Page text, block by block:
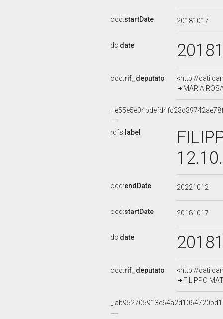
ocd:startDate 20181017
dc:date
ocd:rif_deputato
<http://
MARIA
rdfs: label
ocd:endDate 20221012
ocd:startDate 20181017
dc:date
ocd:rif_deputato
<http://
FILIPPO